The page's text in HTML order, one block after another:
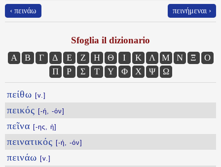
‹ πεινάω πεινήμεναι ›
Sfoglia il dizionario
Α Β Γ Δ Ε Ζ Η Θ Ι Κ Λ Μ Ν Ξ
Ο
Π
Ρ Σ Τ Υ Φ Χ Ψ Ω
πείθω [v.]
πεικός [-ή, -όν]
πεῖνα [-ης, ἡ]
πεινατικός [-ή, -όν]
πεινάω [v.]